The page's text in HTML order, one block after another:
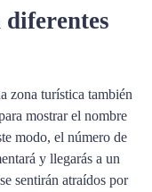
diferentes
zona turística también
mostrar el nombre
modo, el número de
y llegarás a un
sentirán atraídos por